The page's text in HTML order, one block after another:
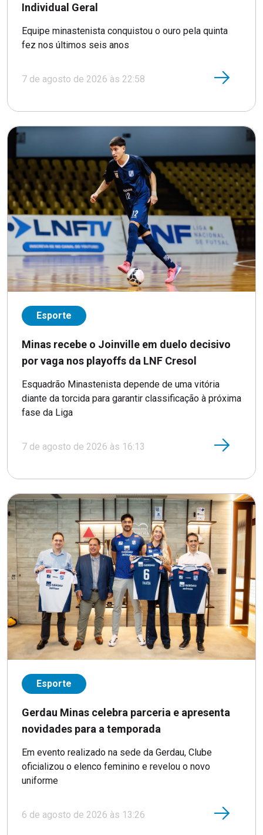
Individual Geral
Equipe minastenista conquistou o ouro pela quinta
fez nos últimos seis anos
7 de agosto de 2026 às 22:58
Esporte
Minas recebe o Joinville em duelo decisivo
por vaga nos playoffs da LNF Cresol
Esquadrão Minastenista depende de uma vitória
diante da torcida para garantir classificação à próxima
fase da Liga
7 de agosto de 2026 às 16:13
Esporte
Gerdau Minas celebra parceria e apresenta
novidades para a temporada
Em evento realizado na sede da Gerdau, Clube
oficializou o elenco feminino e revelou o novo
uniforme
6 de agosto de 2026 às 13:26